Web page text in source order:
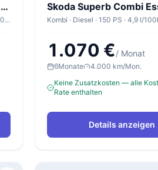
BYD Seal 6 DM-i Touring 1.5 DM-i Touring Boost Boost
Kombi · Hybrid · 184 PS · Automatik · 1,7 l/100km Kombi · Diesel · 150 PS · 4,9 l/
1.070 €/ Monat
6Monate
4.000 km/Mon.
Keine Zusatzkosten — alle
Rate enthalten
Details anzeigen